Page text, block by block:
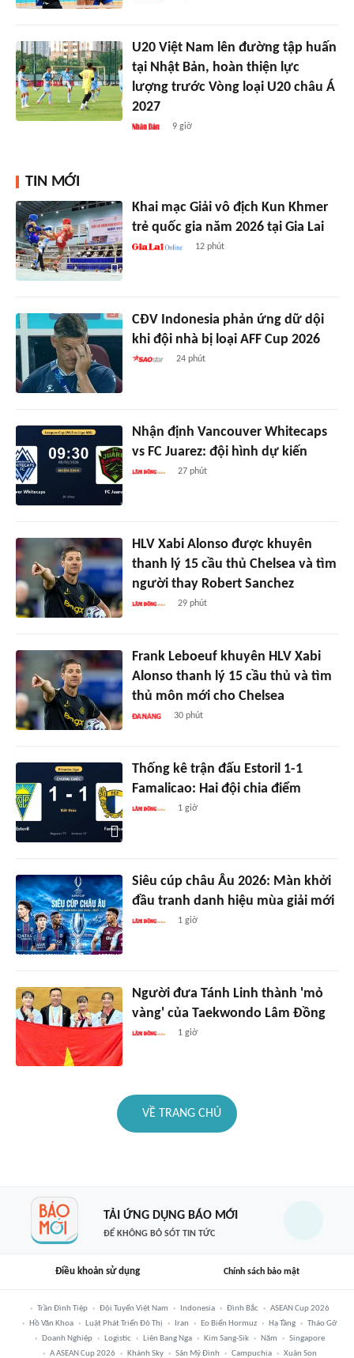
U20 Việt Nam lên đường tập huấn
tại Nhật Bản, hoàn thiện lực
lượng trước Vòng loại U20 châu Á
2027
9 giờ
TIN MỚI
Khai mạc Giải vô địch Kun Khmer
trẻ quốc gia năm 2026 tại Gia Lai
12 phút
CĐV Indonesia phản ứng dữ dội
khi đội nhà bị loại AFF Cup 2026
24 phút
Nhận định Vancouver Whitecaps
vs FC Juarez: đội hình dự kiến
27 phút
HLV Xabi Alonso được khuyên
thanh lý 15 cầu thủ Chelsea và tìm
người thay Robert Sanchez
29 phút
Frank Leboeuf khuyên HLV Xabi
Alonso thanh lý 15 cầu thủ và tìm
thủ môn mới cho Chelsea
30 phút
Thống kê trận đấu Estoril 1-1
Famalicao: Hai đội chia điểm
1 giờ
Siêu cúp châu Âu 2026: Màn khởi
đầu tranh danh hiệu mùa giải mới
1 giờ
Người đưa Tánh Linh thành 'mỏ
vàng' của Taekwondo Lâm Đồng
1 giờ
VỀ TRANG CHỦ
TẢI ỨNG DỤNG BÁO MỚI
ĐỂ KHÔNG BỎ SÓT TIN TỨC
Điều khoản sử dụng Chính sách bảo mật
Trần Đình Tiệp Đội Tuyển Việt Nam Indonesia Đình Bắc
ASEAN Cup 2026
Hồ Văn Khoa
Luật Phát Triển Đô Thị Iran Eo Biển Hormuz Hạ Tầng
Tháo Gỡ
Doanh Nghiệp
Logistic Liên Bang Nga Kim Sang-Sik Năm
Singapore
A ASEAN Cup 2026
Khánh Sky Sân Mỹ Đình Campuchia Xuân Son